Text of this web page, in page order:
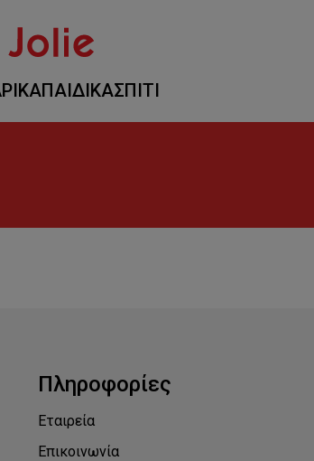
ΠΑΙΔΙΚΑΣΠΙΤΙ
Πληροφορίες
Εταιρεία
Επικοινωνία